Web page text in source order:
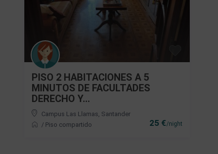
25 €/night
PISO 2 HABITACIONES A 5
MINUTOS DE FACULTADES
DERECHO Y...
Campus Las Llamas Santander
/ Piso compartido